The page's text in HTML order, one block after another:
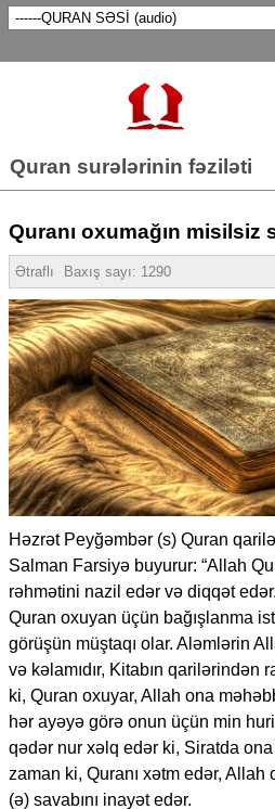
Quran surələrinin fəziləti
Quranı oxumağın misilsiz
Ətraflı Baxış sayı: 1290
Həzrət Peyğəmbər (s) Quran
Salman Farsiyə buyurur: “Allah
rəhmətini nazil edər və diqqət
Quran oxuyan üçün bağışlanma
görüşün müştaqı olar. Aləmlərin
və kəlamıdır, Kitabın qarilərindən
ki, Quran oxuyar, Allah ona
hər ayəyə görə onun üçün min
qədər nur xəlq edər ki, Siratda
zaman ki, Quranı xətm edər,
(ə) savabını inayət edər.